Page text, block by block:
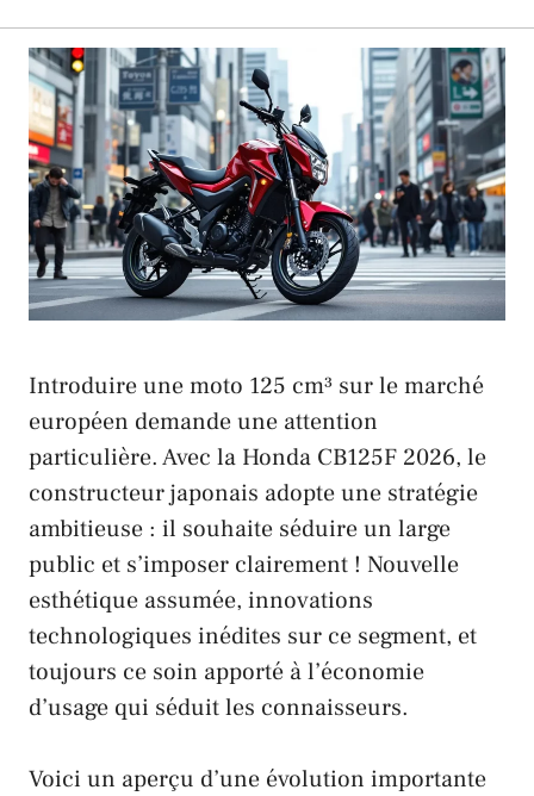
Introduire une moto 125 cm³ sur le marché
européen demande une attention
particulière. Avec la Honda CB125F 2026, le
constructeurjaponais adopte une stratégie
ambitieuse : il souhaite séduire un large
public et s’imposer clairement ! Nouvelle
esthétique assumée, innovations
technologiques inédites sur ce segment, et
toujours ce soin apporté à l’économie
d’usage qui séduit les connaisseurs.
Voici un aperçu d’une évolution importante